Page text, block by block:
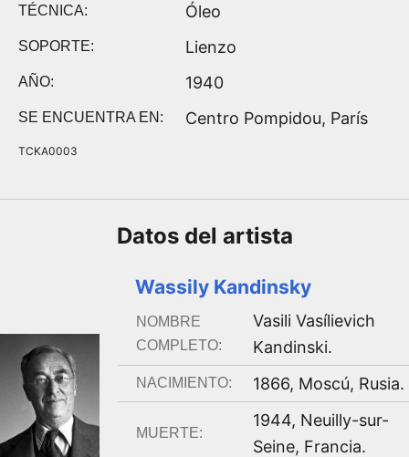
TÉCNICA: Óleo
SOPORTE: Lienzo
AÑO: 1940
SE ENCUENTRA EN: Centro Pompidou, París
TCKA0003
Datos del artista
Wassily Kandinsky
NOMBRE
COMPLETO:
Vasili Vasílievich
Kandinski.
NACIMIENTO: 1866, Moscú, Rusia.
MUERTE:
1944, Neuilly-sur-
Seine, Francia.